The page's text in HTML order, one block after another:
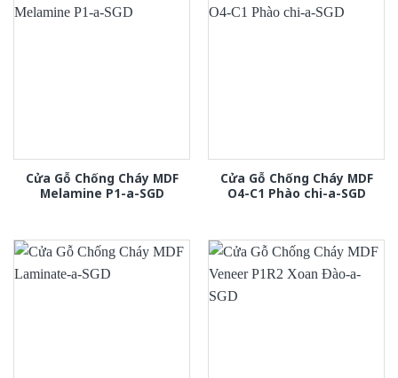
Cửa Gỗ Chống Cháy MDF
Melamine P1-a-SGD
Cửa Gỗ Chống Cháy MDF
O4-C1 Phào chi-a-SGD